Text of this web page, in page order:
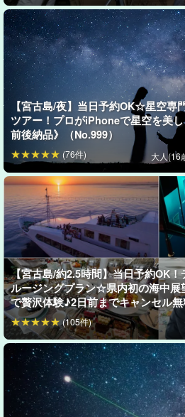
宮古島特有の生き物た
亜熱帯気候帯に属する宮古島には独自
す。
現地に住んでる人しか知らないよう
します♪
ナイトツアーで出会える生き物例
○シロオビアゲハ
○ヤシガニ
○ヤエヤマオオコウモリ
○リュウキュウコノハスグ
○ミヤコヒキガエル
○オオジョロウグモ
○タイワンクツワムシ
○ミヤコマドボタル（季節に限りあ
約30種類の生き物に出会えます。
「よくある質問」をチェック♪
【宮古島/夜】当日予約OK☆星空専
ツアー！プロがiPhoneで星空を美
前後納品》（No.999）
大人(16
(76件)
【宮古島/約2.5時間】当日予約OK
ルージングプラン☆県内初の海中展
で贅沢体験♪2日前までキャンセル
(105件)